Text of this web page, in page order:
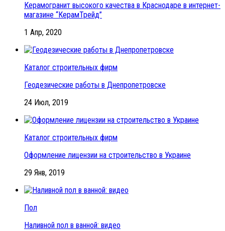
Керамогранит высокого качества в Краснодаре в интернет-
магазине “КерамТрейд”
1 Апр, 2020
Каталог строительных фирм
Геодезические работы в Днепропетровске
24 Июл, 2019
Каталог строительных фирм
Оформление лицензии на строительство в Украине
29 Янв, 2019
Пол
Наливной пол в ванной: видео